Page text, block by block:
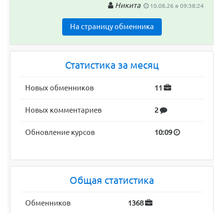
Никита 10.08.26 в 09:38:24
На страницу обменника
Статистика за месяц
Новых обменников 11
Новых комментариев 2
Обновление курсов 10:09
Общая статистика
Обменников 1368